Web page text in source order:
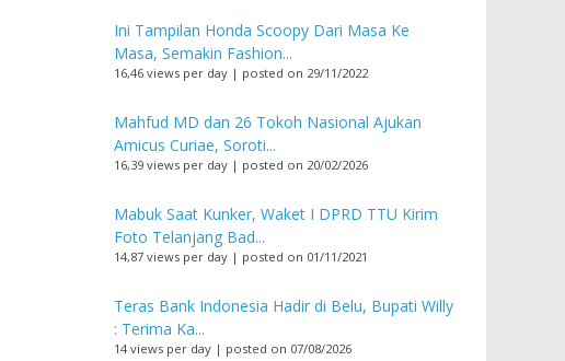
Ini Tampilan Honda Scoopy Dari Masa Ke
Masa, Semakin Fashion...
16,46 views per day | posted on 29/11/2022
Mahfud MD dan 26 Tokoh Nasional Ajukan
Amicus Curiae, Soroti...
16,39 views per day | posted on 20/02/2026
Mabuk Saat Kunker, Waket I DPRD TTU Kirim
Foto Telanjang Bad...
14,87 views per day | posted on 01/11/2021
Teras Bank Indonesia Hadir di Belu, Bupati Willy
: Terima Ka...
14 views per day | posted on 07/08/2026